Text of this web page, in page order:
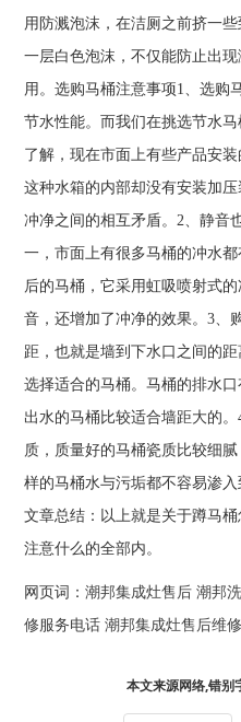
用防溅泡沫，在洁厕之前挤一
一层白色泡沫，不仅能防止出
用。选购马桶注意事项1、选购
节水性能。而我们在挑选节水
了解，现在市面上有些产品安
这种水箱的内部却没有安装加
冲净之间的相互矛盾。2、静音
一，市面上有很多马桶的冲水
后的马桶，它采用虹吸喷射式
音，还增加了冲净的效果。3、
距，也就是墙到下水口之间的
选择适合的马桶。马桶的排水
出水的马桶比较适合墙距大的
质，质量好的马桶瓷质比较细
样的马桶水与污垢都不容易渗
文章总结：以上就是关于蹲马
注意什么的全部内。
网页词：潮邦集成灶售后 潮邦
修服务电话 潮邦集成灶售后维修
本文来源网络,错别